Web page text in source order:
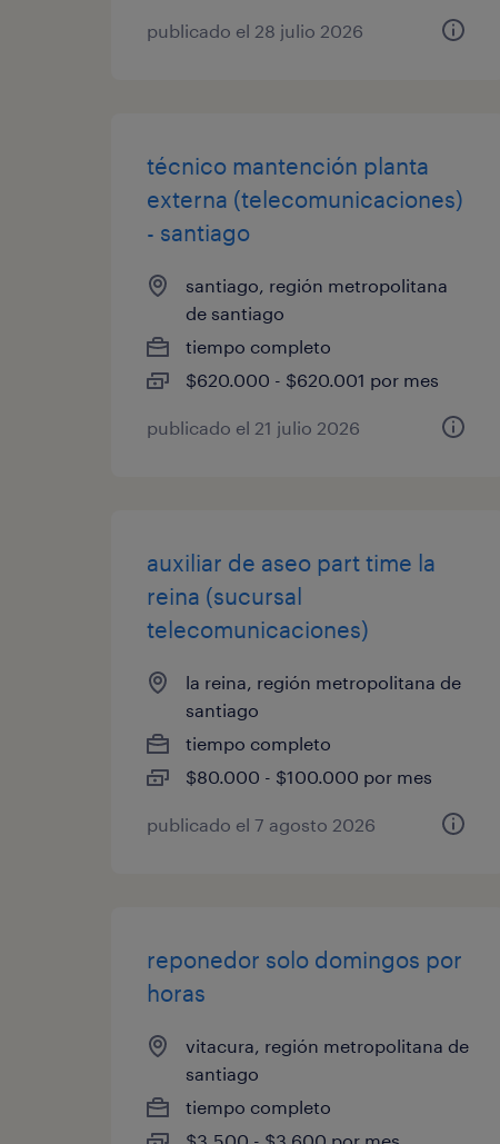
publicado el 28 julio 2026
técnico mantención planta
externa (telecomunicaciones)
- santiago
santiago, región metropolitana
de santiago
tiempo completo
$620.000 - $620.001 por mes
publicado el 21 julio 2026
auxiliar de aseo part time la
reina (sucursal
telecomunicaciones)
la reina, región metropolitana de
santiago
tiempo completo
$80.000 - $100.000 por mes
publicado el 7 agosto 2026
reponedor solo domingos por
horas
vitacura, región metropolitana de
santiago
tiempo completo